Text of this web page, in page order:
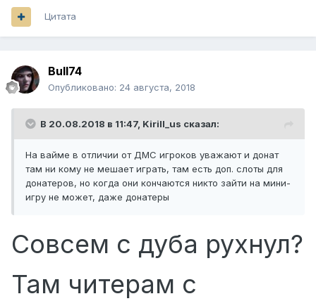
Цитата
Bull74
Опубликовано: 24 августа, 2018
В 20.08.2018 в 11:47, Kirill_us сказал:
На вайме в отличии от ДМС игроков уважают и донат
там ни кому не мешает играть, там есть доп. слоты для
донатеров, но когда они кончаются никто зайти на мини-
игру не может, даже донатеры
Совсем с дуба рухнул?
Там читерам с